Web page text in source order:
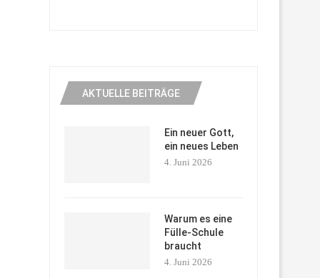
AKTUELLE BEITRÄGE
Ein neuer Gott,
ein neues Leben
4. Juni 2026
Warum es eine
Fülle-Schule
braucht
4. Juni 2026